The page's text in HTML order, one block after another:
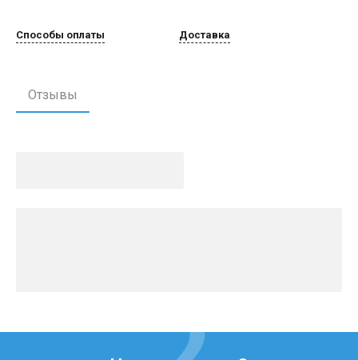
Способы оплаты Доставка
Отзывы